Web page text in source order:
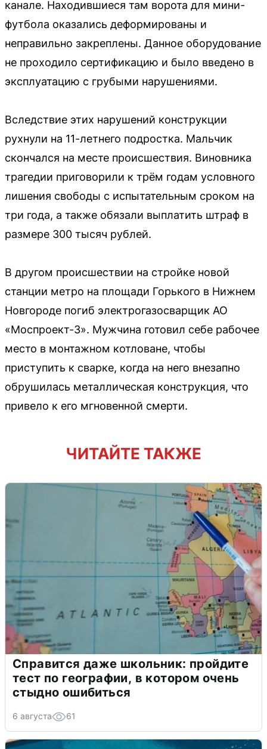
канале. Находившиеся там ворота для мини-
футбола оказались деформированы и
неправильно закреплены. Данное оборудование
не проходило сертификацию и было введено в
эксплуатацию с грубыми нарушениями.
Вследствие этих нарушений конструкции
рухнули на 11-летнего подростка. Мальчик
скончался на месте происшествия. Виновника
трагедии приговорили к трём годам условного
лишения свободы с испытательным сроком на
три года, а также обязали выплатить штраф в
размере 300 тысяч рублей.
В другом происшествии на стройке новой
станции метро на площади Горького в Нижнем
Новгороде погиб электрогазосварщик АО
«Моспроект-3». Мужчина готовил себе рабочее
место в монтажном котловане, чтобы
приступить к сварке, когда на него внезапно
обрушилась металлическая конструкция, что
привело к его мгновенной смерти.
ЧИТАЙТЕ ТАКЖЕ
Справится даже школьник: пройдите
тест по географии, в котором очень
стыдно ошибиться
6 августа 61